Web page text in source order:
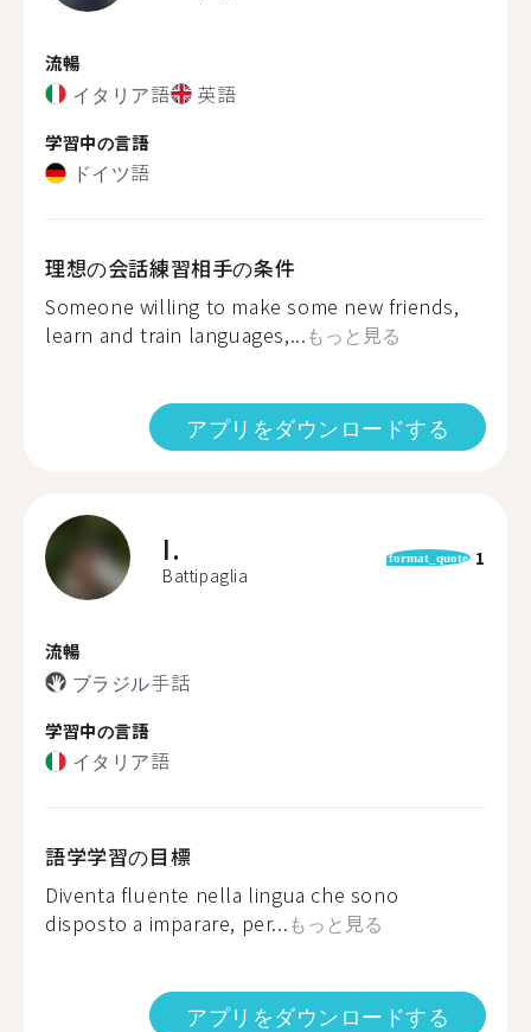
流暢
イタリア語 英語
学習中の言語
ドイツ語
理想の会話練習相手の条件
Someone willing to make some new friends,
learn and train languages,...もっと見る
アプリをダウンロードする
I.
Battipaglia
format_quote 1
流暢
ブラジル手話
学習中の言語
イタリア語
語学学習の目標
Diventa fluente nella lingua che sono
disposto a imparare, per...もっと見る
アプリをダウンロードする